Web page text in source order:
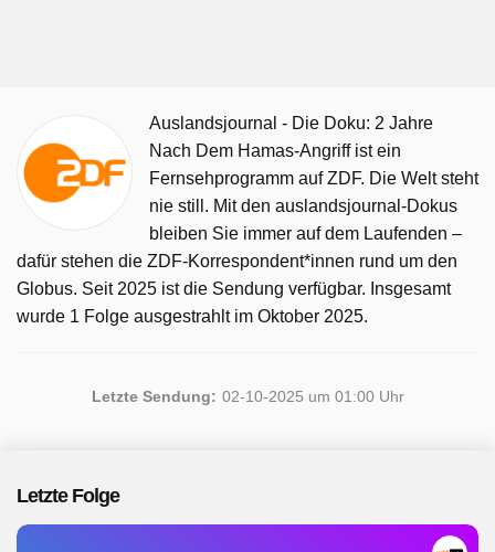
Auslandsjournal - Die Doku: 2 Jahre
Nach Dem Hamas-Angriff ist ein
Fernsehprogramm auf ZDF. Die Welt steht
nie still. Mit den auslandsjournal-Dokus
bleiben Sie immer auf dem Laufenden –
dafür stehen die ZDF-Korrespondent*innen rund um den
Globus. Seit 2025 ist die Sendung verfügbar. Insgesamt
wurde 1 Folge ausgestrahlt im Oktober 2025.
Letzte Sendung: 02-10-2025 um 01:00 Uhr
Letzte Folge